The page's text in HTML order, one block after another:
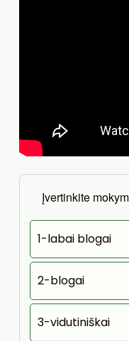
Įvertinkite
1-labai blogai
2-blogai
3-vidutiniškai